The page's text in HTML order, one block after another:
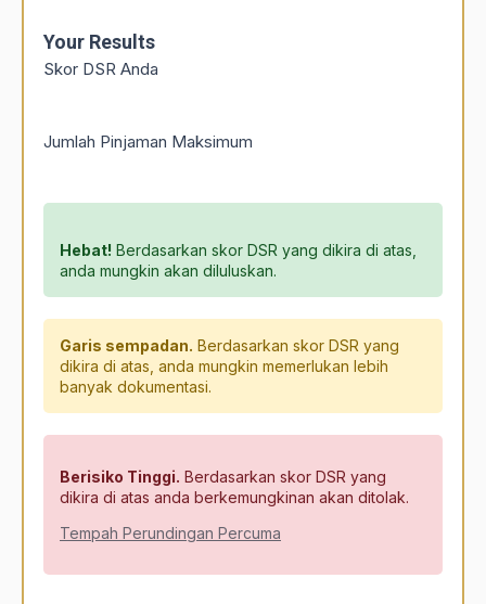
Your Results
Skor DSR Anda
Jumlah Pinjaman Maksimum
Hebat! Berdasarkan skor DSR yang dikira di atas,
anda mungkin akan diluluskan.
Garis sempadan. Berdasarkan skor DSR yang
dikira di atas, anda mungkin memerlukan lebih
banyak dokumentasi.
Berisiko Tinggi. Berdasarkan skor DSR yang
dikira di atas anda berkemungkinan akan ditolak.
Tempah Perundingan Percuma